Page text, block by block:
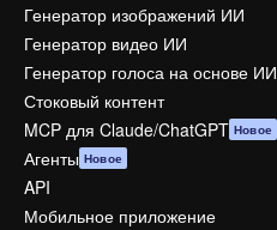
Генератор изображений ИИ
Генератор видео ИИ
Генератор голоса на основе ИИ
Стоковый контент
MCP для Claude/ChatGPT Новое
Агенты Новое
API
Мобильное приложение